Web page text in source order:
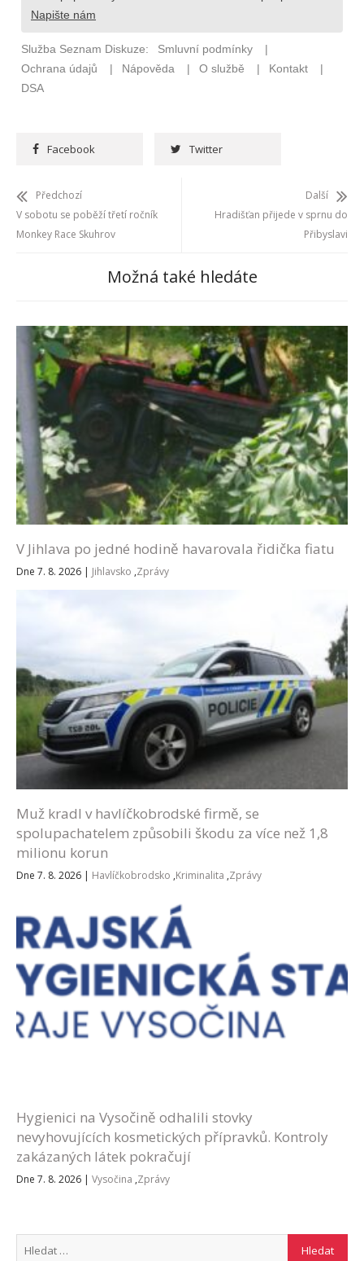
Facebook Twitter
Předchozí
V sobotu se poběží třetí ročník
Monkey Race Skuhrov
Další
Hradišťan přijede v sprnu do
Přibyslavi
Možná také hledáte
V Jihlava po jedné hodině havarovala řidička fiatu
Dne 7. 8. 2026 Jihlavsko ,Zprávy
Muž kradl v havlíčkobrodské firmě, se
spolupachatelem způsobili škodu za více než 1,8
milionu korun
Dne 7. 8. 2026 | Havlíčkobrodsko ,Kriminalita ,Zprávy
Hygienici na Vysočině odhalili stovky
nevyhovujících kosmetických přípravků. Kontroly
zakázaných látek pokračují
Dne 7. 8. 2026 | Vysočina ,Zprávy